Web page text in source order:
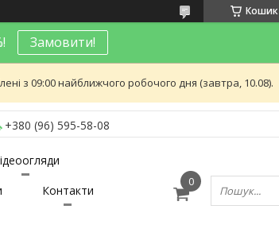
Кошик
Замовити!
з 09:00 найближчого робочого дня (завтра, 10.08).
+380 (96) 595-58-08
Контакти